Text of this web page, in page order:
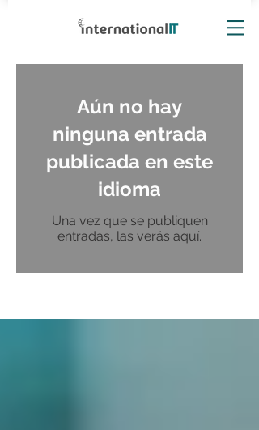
Aún no hay
ninguna entrada
publicada en este
idioma
Una vez que se publiquen
entradas, las verás aquí.